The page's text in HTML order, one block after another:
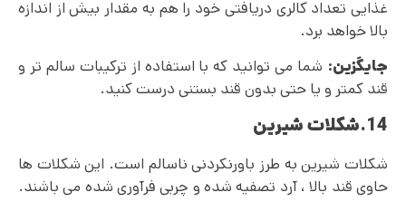
غذایی تعداد کالری دریافتی خود را هم به مقدار بیش از اندازه
بالا خواهد برد.
جایگزین: شما می توانید که با استفاده از ترکیبات سالم تر و
قند کمتر و یا حتی بدون قند بستنی درست کنید.
14.شکلات شیرین
شکلات شیرین به طرز باورنکردنی ناسالم است. این شکلات ها
حاوی قند بالا ، آرد تصفیه شده و چربی فرآوری شده می‌ باشند.